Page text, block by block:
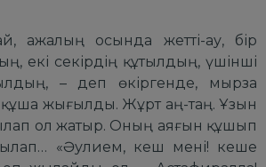
ажалың осында жетті-ау, бір
екі секірдің құтылдың, үшінші
– деп өкіргенде, мырза
құша жығылды. Жұрт аң-таң. Ұзын
ол жатыр. Оның аяғын құшып
«Әулием, кеш мені! кеше